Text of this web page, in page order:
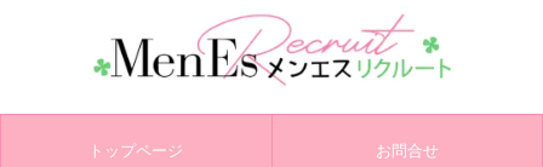
トップページ お問合せ